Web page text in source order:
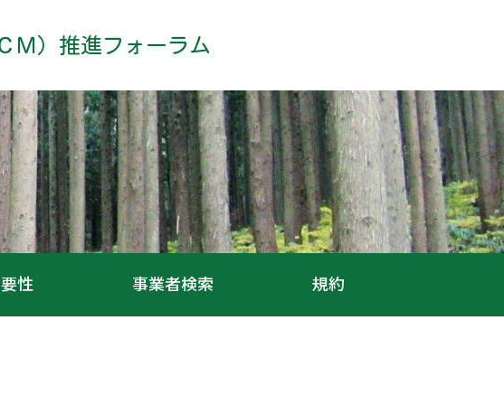
Ｍ）推進フォーラム
性 事業者検索 規約